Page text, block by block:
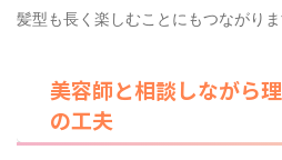
髪型も長く楽しむことにもつながり
美容師と相談しながら
の工夫